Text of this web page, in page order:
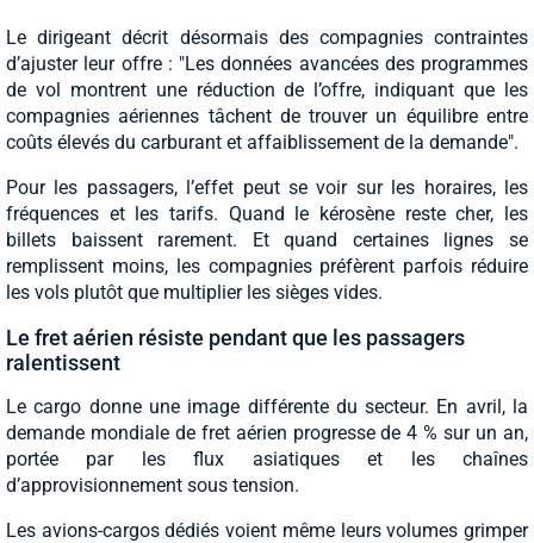
Le dirigeant décrit désormais des compagnies contraintes
d’ajuster leur offre : "Les données avancées des programmes
de vol montrent une réduction de l’offre, indiquant que les
compagnies aériennes tâchent de trouver un équilibre entre
coûts élevés du carburant et affaiblissement de la demande".
Pour les passagers, l’effet peut se voir sur les horaires, les
fréquences et les tarifs. Quand le kérosène reste cher, les
billets baissent rarement. Et quand certaines lignes se
remplissent moins, les compagnies préfèrent parfois réduire
les vols plutôt que multiplier les sièges vides.
Le fret aérien résiste pendant que les passagers
ralentissent
Le cargo donne une image différente du secteur. En avril, la
demande mondiale de fret aérien progresse de 4 % sur un an,
portée par les flux asiatiques et les chaînes
d’approvisionnement sous tension.
Les avions-cargos dédiés voient même leurs volumes grimper